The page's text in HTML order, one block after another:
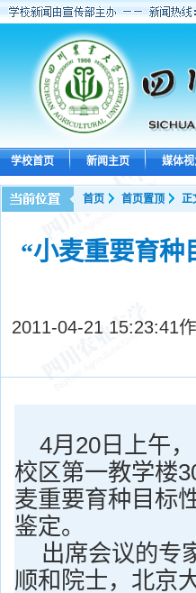
学校首页 新闻主页 媒体视
首页 首页置顶 正
“小麦重要育种
2011-04-21 15:23:41
4月20日 上午
校区第一教学楼
麦重要育种目标
鉴定。
出席会议的专
顺和院士，北京